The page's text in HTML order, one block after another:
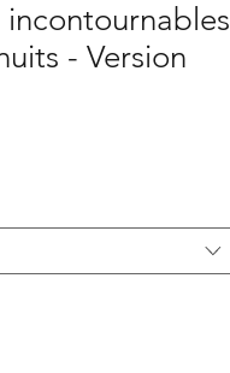
- Version